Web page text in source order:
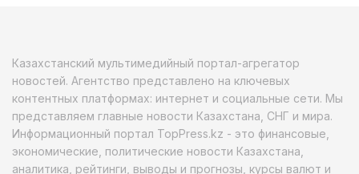
Казахстанский мультимедийный портал-агрегатор
новостей. Агентство представлено на ключевых
контентных платформах: интернет и социальные сети. Мы
представляем главные новости Казахстана, СНГ и мира.
Информационный портал TopPress.kz - это финансовые,
экономические, политические новости Казахстана,
аналитика, рейтинги, выводы и прогнозы, курсы валют и